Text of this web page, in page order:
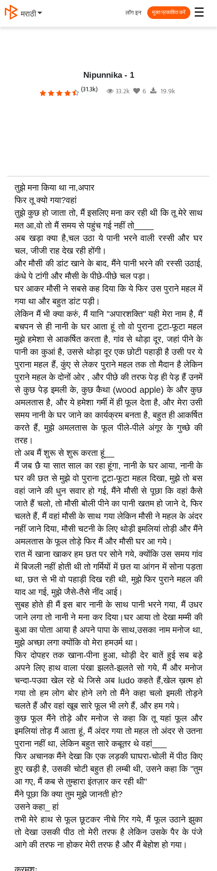
मराठी ☰
लॉग इन मुक्त प्रकाशित करें
Nipunnika - 1
(31.3k) 33.2k 6 19.9k
तुझे मना किया था ना,अपार
फिर तू क्यो गया?वहां
तुझे कुछ हो जाता तो, मैं इसलिए मना कर रही थी कि तू मेरे साथ
मत आ,वो तो मैं समय से पहुंच गई नहीं तो____
अब खड़ा क्या है,चल उठा ये पानी भरने वाली रस्सी और घर
चल, जीजी राह देख रही होंगी।
और मौसी की डांट खाने के बाद, मैंने पानी भरने की रस्सी उठाई,
कंधे पे टांगी और मौसी के पीछे-पीछे चल पड़ा।
घर आकर मौसी ने सबसे कह दिया कि ये फिर उस पुराने महल में
गया था और बहुत डांट पड़ी।
लेकिन मैं भी क्या करुं, मैं यानि "अपारशक्ति" यही मेरा नाम है, मैं
बचपन से ही नानी के घर आता हूं तो वो पुराना टूटा-फूटा महल
मुझे हमेशा से आकर्षित करता है, गांव से थोड़ा दूर, जहां पीने के
पानी का कुआं है, उससे थोड़ा दूर एक छोटी पहाड़ी है उसी पर ये
पुराना महल हैं, कुंए से लेकर पुराने महल तक तो मैदान है लेकिन
पुराने महल के दोनों ओर , और पीछे की तरफ पेड़ ही पेड़ हैं उनमें
से कुछ पेड़ इमली के, कुछ कैथा (wood apple) के और कुछ
अमलतास है, और ये हमेशा गर्मी में ही फूल देता है, और मेरा उसी
समय नानी के घर जाने का कार्यक्रम बनता है, बहुत ही आकर्षित
करते हैं, मुझे अमलतास के फूल पीले-पीले अंगूर के गुच्छे की
तरह।
तो अब मैं शुरू से शुरू करता हूं__
मैं जब छै या सात साल का रहा हूंगा, नानी के घर आया, नानी के
घर की छत से मुझे वो पुराना टूटा-फूटा महल दिखा, मुझे तो बस
वहां जाने की धुन सवार हो गई, मैंने मौसी से पूछा कि वहां कैसे
जाते हैं चलो, तो मौसी बोली पीने का पानी खतम हो जाने दे, फिर
चलते हैं, मैं वहां मौसी के साथ गया लेकिन मौसी ने महल के अंदर
नहीं जाने दिया, मौसी चटनी के लिए थोड़ी इमलियां तोड़ी और मैंने
अमलतास के फूल तोड़े फिर मैं और मौसी घर आ गये।
रात में खाना खाकर हम छत पर सोने गये, क्योंकि उस समय गांव
में बिजली नहीं होती थी तो गर्मियों में छत या आंगन में सोना पड़ता
था, छत से भी वो पहाड़ी दिख रही थी, मुझे फिर पुराने महल की
याद आ गई, मुझे जैसे-तैसे नींद आई।
सुबह होते ही मैं इस बार नानी के साथ पानी भरने गया, मैं उधर
जाने लगा तो नानी ने मना कर दिया।घर आया तो देखा मम्मी की
बुआ का पोता आया है अपने पापा के साथ,उसका नाम मनोज था,
मुझे अच्छा लगा क्योंकि वो मेरा हमउर्म था।
फिर दोपहर तक खाना-पीना हुआ, थोड़ी देर बातें हुई सब बड़े
अपने लिए हाथ वाला पंखा झलते-झलते सो गये, मैं और मनोज
चन्दा-पउवा खेल रहे थे जिसे अब ludo कहते हैं,खेल ख़त्म हो
गया तो हम लोग बोर होने लगे तो मैंने कहा चलो इमली तोड़ने
चलते हैं और वहां खूब सारे फूल भी लगे हैं, और हम गये।
कुछ फूल मैंने तोड़े और मनोज से कहा कि तू यहां फूल और
इमलियां तोड़ मैं आता हूं, मैं अंदर गया तो महल तो अंदर से उतना
पुराना नहीं था, लेकिन बहुत सारे कबूतर थे वहां___
फिर अचानक मैंने देखा कि एक लड़की घाघरा-चोली में पीठ किए
हुए खड़ी है, उसकी चोटी बहुत ही लम्बी थी, उसने कहा कि "तुम
आ गए, मैं कब से तुम्हारा इंतज़ार कर रही थी"
मैंने पूछा कि क्या तुम मुझे जानती हो?
उसने कहा_ हां
तभी मेरे हाथ से फूल छूटकर नीचे गिर गये, मैं फूल उठाने झुका
तो देखा उसकी पीठ तो मेरी तरफ है लेकिन उसके पैर के पंजे
आगे की तरफ ना होकर मेरी तरफ है और मैं बेहोश हो गया।